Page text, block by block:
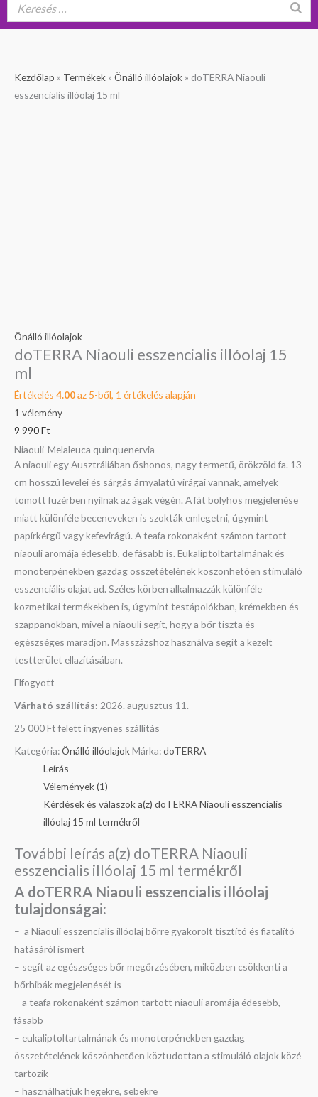
Kezdőlap » Termékek » Önálló illóolajok » doTERRA Niaouli
esszencialis illóolaj 15 ml
Önálló illóolajok
doTERRA Niaouli esszencialis illóolaj 15
ml
Értékelés 4.00az 5-ből, 1 értékelés alapján
1 vélemény
9 990Ft
Niaouli-Melaleuca quinquenervia
A niaouli egy Ausztráliában őshonos, nagy termetű, örökzöld fa. 13
cm hosszú levelei és sárgás árnyalatú virágai vannak, amelyek
tömött füzérben nyílnak az ágak végén. A fát bolyhos megjelenése
miatt különféle beceneveken is szokták emlegetni, úgymint
papírkérgű vagy kefevirágú. A teafa rokonaként számon tartott
niaouli aromája édesebb, de fásabb is. Eukaliptoltartalmának és
monoterpénekben gazdag összetételének köszönhetően stimuláló
esszenciális olajat ad. Széles körben alkalmazzák különféle
kozmetikai termékekben is, úgymint testápolókban, krémekben és
szappanokban, mivel a niaouli segít, hogy a bőr tiszta és
egészséges maradjon. Masszázshoz használva segít a kezelt
testterület ellazításában.
Elfogyott
Várható szállítás: 2026. augusztus 11.
25 000 Ft felett ingyenes szállítás
Kategória:Önálló illóolajokMárka:doTERRA
Leírás
Vélemények (1)
Kérdések és válaszok a(z) doTERRA Niaouli esszencialis
illóolaj 15 ml termékről
További leírás a(z) doTERRA Niaouli
esszencialis illóolaj 15 ml termékről
A doTERRA Niaouli esszencialis illóolaj
tulajdonságai:
– a Niaouli esszencialis illóolaj bőrre gyakorolt tisztító és fiatalító
hatásáról ismert
– segít az egészséges bőr megőrzésében, miközben csökkenti a
bőrhibák megjelenését is
– a teafa rokonaként számon tartott niaouli aromája édesebb,
fásabb
– eukaliptoltartalmának és monoterpénekben gazdag
összetételének köszönhetően köztudottan a stimuláló olajok közé
tartozik
– használhatjuk hegekre, sebekre